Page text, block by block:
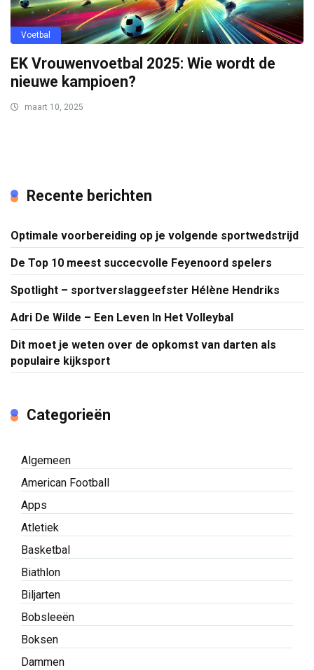
Voetbal
EK Vrouwenvoetbal 2025: Wie wordt de
nieuwe kampioen?
maart 10, 2025
Recente berichten
Optimale voorbereiding op je volgende sportwedstrijd
De Top 10 meest succecvolle Feyenoord spelers
Spotlight – sportverslaggeefster Hélène Hendriks
Adri De Wilde – Een Leven In Het Volleybal
Dit moet je weten over de opkomst van darten als
populaire kijksport
Categorieën
Algemeen
American Football
Apps
Atletiek
Basketbal
Biathlon
Biljarten
Bobsleeën
Boksen
Dammen